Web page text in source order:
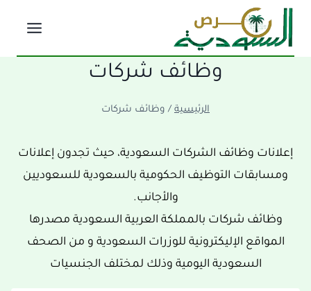
التجاوز
المحتوى
وظائف شركات
الرئيسية / وظائف شركات
إعلانات وظائف الشركات السعودية، حيث تجدون إعلانات
ومسابقات التوظيف الحكومية بالسعودية للسعوديين
والأجانب.
وظائف شركات بالمملكة العربية السعودية مصدرها
المواقع الإليكترونية للوزرات السعودية و من الصحف
السعودية اليومية وذلك لمختلف الجنسيات